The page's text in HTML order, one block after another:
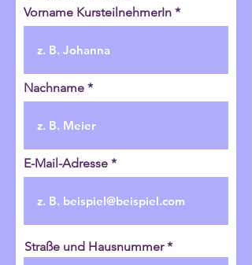
Vorname KursteilnehmerIn
Nachname
E-Mail-Adresse
Straße und Hausnummer